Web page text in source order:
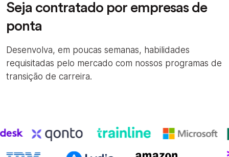
Seja contratado por empresas de
ponta
Desenvolva, em poucas semanas, habilidades
requisitadas pelo mercado com nossos programas de
transição de carreira.